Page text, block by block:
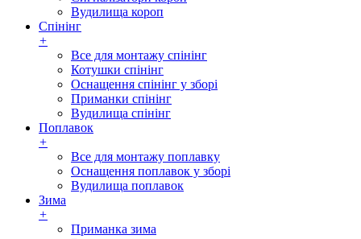
Вудилища короп
Спінінг
+
Все для монтажу спінінг
Котушки спінінг
Оснащення спінінг у зборі
Приманки спінінг
Вудилища спінінг
Поплавок
+
Все для монтажу поплавку
Оснащення поплавок у зборі
Вудилища поплавок
Зима
+
Приманка зима